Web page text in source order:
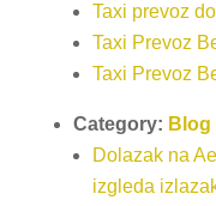
Taxi prevoz
Taxi Prevoz
Taxi Prevoz
Category: Blog
Dolazak na
izgleda